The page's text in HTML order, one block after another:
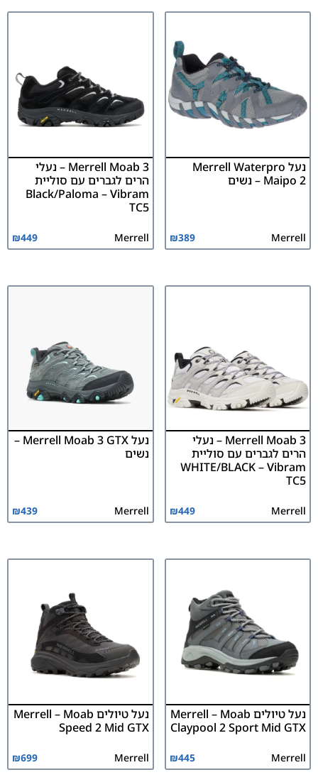
נעל Merrell Waterpro
Maipo 2 – נשים
Merrell
₪389
Merrell Moab 3 – נעלי
הרים לגברים עם סוליית
Black/Paloma – Vibram
TC5
Merrell
₪449
Merrell Moab 3 – נעלי
הרים לגברים עם סוליית
WHITE/BLACK – Vibram
TC5
Merrell
₪449
נעל Merrell Moab 3 GTX –
נשים
Merrell
₪439
נעל טיולים Merrell – Moab
Claypool 2 Sport Mid GTX
Merrell
₪445
נעל טיולים Merrell – Moab
Speed 2 Mid GTX
Merrell
₪699